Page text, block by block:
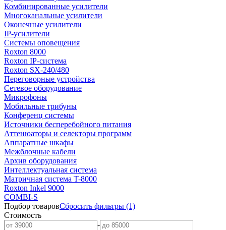
Комбинированные усилители
Многоканальные усилители
Оконечные усилители
IP-усилители
Системы оповещения
Roxton 8000
Roxton IP-система
Roxton SX-240/480
Переговорные устройства
Сетевое оборудование
Микрофоны
Мобильные трибуны
Конференц системы
Источники бесперебойного питания
Аттенюаторы и селекторы программ
Аппаратные шкафы
Межблочные кабели
Архив оборудования
Интеллектуальная система
Матричная система T-8000
Roxton Inkel 9000
COMBI-S
Подбор товаровСбросить фильтры (1)
Стоимость
-